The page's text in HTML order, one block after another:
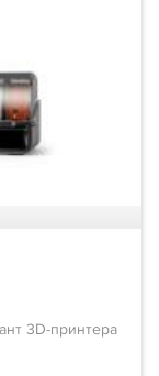
3D-принтера